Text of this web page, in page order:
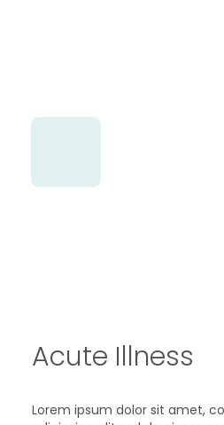
Acute Illness
Lorem ipsum dolor sit amet,